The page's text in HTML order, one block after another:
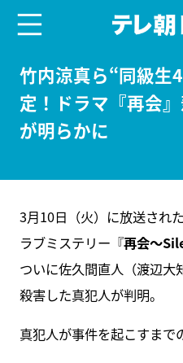
竹内涼真ら“同級生
定！ドラマ『再会
が明らかに
3月10日（火）に放送され
ラブミステリー『再会～
ついに佐久間直人（渡辺大
殺害した真犯人が判明。
真犯人が事件を起こすまで